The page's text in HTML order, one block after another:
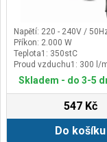
Napětí: 220 - 240V /
Příkon: 2.000 W
Teplota1: 350stC
Proud vzduchu1: 300 l/
Skladem - do 3-5
547 Kč
Do košíku